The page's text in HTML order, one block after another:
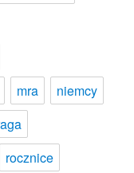
mra
niemcy
rocznice